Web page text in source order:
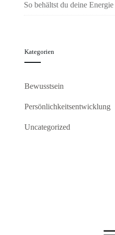
So behältst du deine Energie
Kategorien
Bewusstsein
Persönlichkeitsentwicklung
Uncategorized